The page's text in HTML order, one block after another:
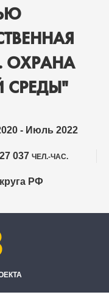
ОХРАНА
- Июль 2022
27 037 ЧЕЛ.-ЧАС.
РФ